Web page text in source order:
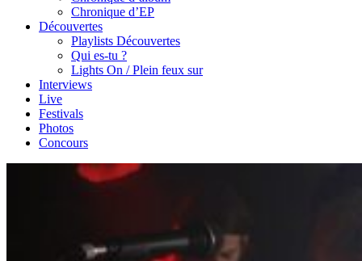
Chronique d’EP
Découvertes
Playlists Découvertes
Qui es-tu ?
Lights On / Plein feux sur
Interviews
Live
Festivals
Photos
Concours